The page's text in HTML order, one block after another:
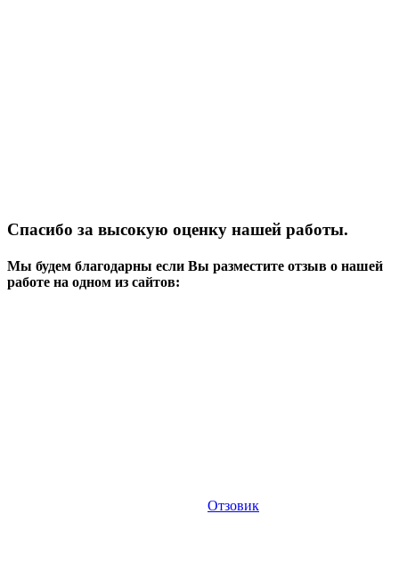
Спасибо за высокую оценку нашей работы.
Мы будем благодарны если Вы разместите отзыв о нашей
работе на одном из сайтов:
Отзовик